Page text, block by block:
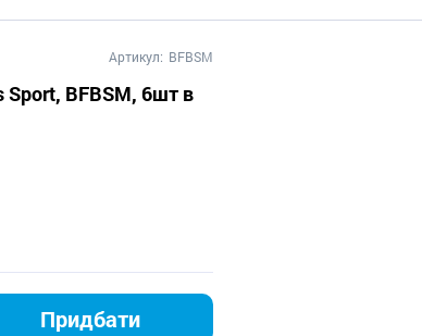
Артикул: BFBSM
Sport, BFBSM, 6шт в
Придбати